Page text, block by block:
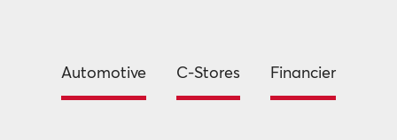
Automotive C-Stores Financier